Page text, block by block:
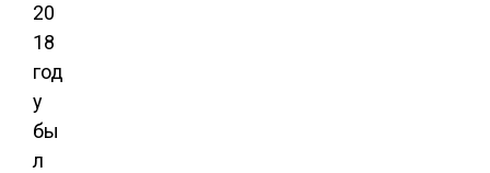
20
18
год
у
бы
л